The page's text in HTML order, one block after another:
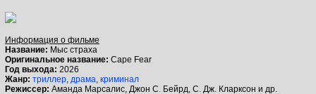
Информация о фильме
Название: Мыс страха
Оригинальное название: Cape Fear
Год выхода: 2026
Жанр: триллер, драма, криминал
Режиссер: Аманда Марсалис, Джон С. Бейрд, С. Дж. Кларксон и др.